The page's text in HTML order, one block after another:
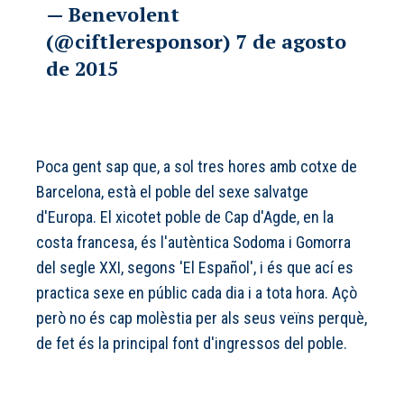
— Benevolent
(@ciftleresponsor)7 de agosto
de 2015
Poca gent sap que, a sol tres hores amb cotxe de
Barcelona, està el poble del sexe salvatge
d'Europa. El xicotet poble de Cap d'Agde, en la
costa francesa, és l'autèntica Sodoma i Gomorra
del segle XXI, segons 'El Español', i és que ací es
practica sexe en públic cada dia i a tota hora. Açò
però no és cap molèstia per als seus veïns perquè,
de fet és la principal font d'ingressos del poble.